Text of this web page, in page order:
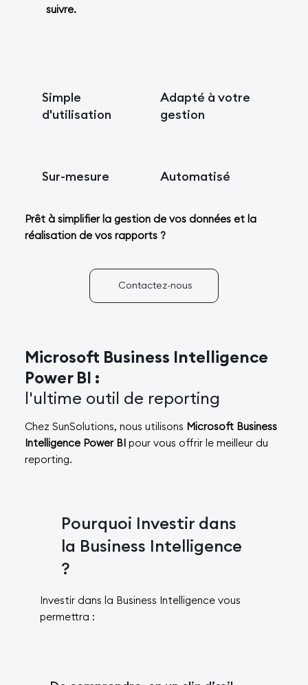
suivre.
Simple
d'utilisation
Adapté à votre
gestion
Sur-mesure Automatisé
Prêt à simplifier la gestion de vos données et la
réalisation de vos rapports ?
Contactez-nous
Microsoft Business Intelligence
Power BI :
l'ultime outil de reporting
Chez SunSolutions, nous utilisons Microsoft Business
Intelligence Power BI pour vous offrir le meilleur du
reporting.
Pourquoi Investir dans
la Business Intelligence
?
Investir dans la Business Intelligence vous
permettra :